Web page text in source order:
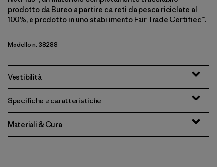
prodotto da Bureo a partire da reti da pesca riciclate al
100%, è prodotto in uno stabilimento Fair Trade Certified™.
Modello n. 38288
Vestibilità
Specifiche e caratteristiche
Materiali & Cura